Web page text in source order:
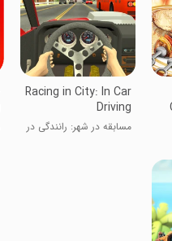
Racing in City: In Car
Driving
مسابقه در شهر: رانندگی در